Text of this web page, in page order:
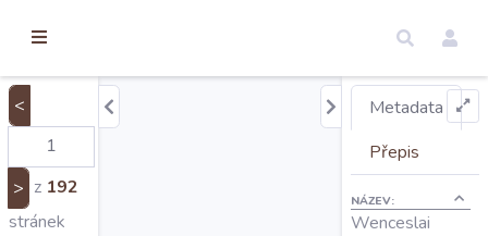
Úvod
Edice
<
> z 192
stránek
Metadata
Přepis
NÁZEV:
Wenceslai